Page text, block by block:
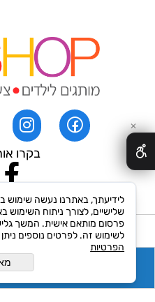
בקרו
רכישה מאובטחת באתר
✕
שלישיים, לצורך ניתוח השימוש
פרסום מותאם אישית. המשך
לשימוש זה. לפרטים נוספים ניתן
הפרטיות